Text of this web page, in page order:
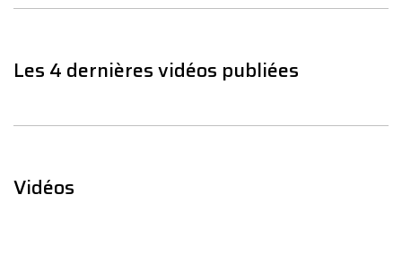
Les 4 dernières vidéos publiées
Vidéos